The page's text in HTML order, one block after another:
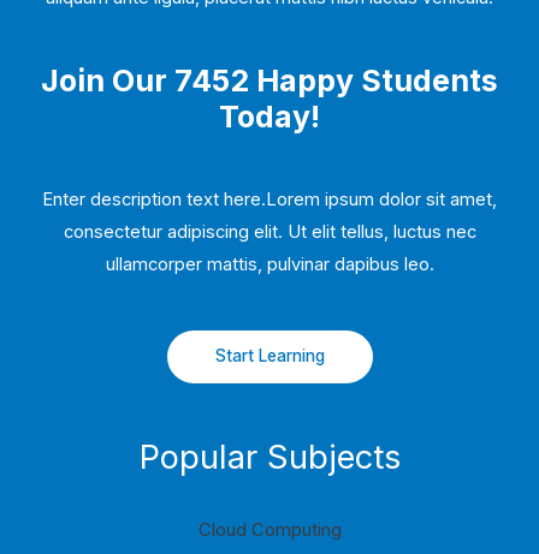
Join Our 7452 Happy Students​
Today!
Enter description text here.Lorem ipsum dolor sit amet,
consectetur adipiscing elit. Ut elit tellus, luctus nec
ullamcorper mattis, pulvinar dapibus leo.​
Start Learning
Popular Subjects
Cloud Computing